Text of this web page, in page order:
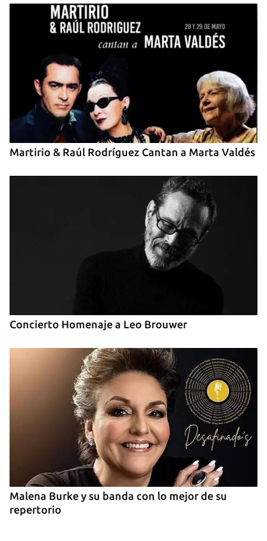
Guardar como favorito
Para poder guardar como favorito, primero has de
iniciar sesión con tu cuenta de 14ymedio.
INICIAR SESIÓN CANCELAR
Martirio & Raúl Rodríguez Cantan a Marta Valdés
Concierto Homenaje a Leo Brouwer
Malena Burke y su banda con lo mejor de su
repertorio